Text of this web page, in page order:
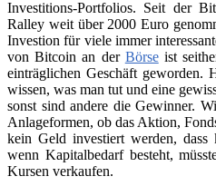
Investitions-Portfolios. Seit der
Ralley weit über 2000 Euro
Investion für viele immer
von Bitcoin an der Börseist
einträglichen Geschäft geworden.
wissen, was man tut und eine
sonst sind andere die Gewinner.
Anlageformen, ob das Aktion,
kein Geld investiert werden,
wenn Kapitalbedarf besteht,
Kursen verkaufen.